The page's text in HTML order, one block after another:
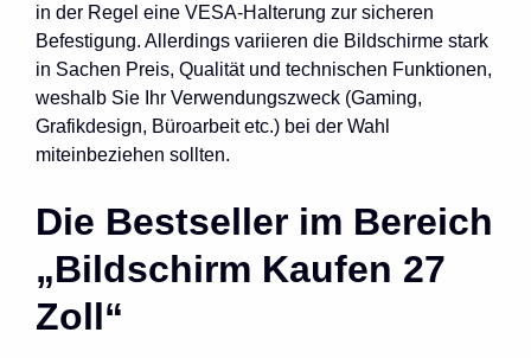
in der Regel eine VESA-Halterung zur sicheren
Befestigung. Allerdings variieren die Bildschirme stark
in Sachen Preis, Qualität und technischen Funktionen,
weshalb Sie Ihr Verwendungszweck (Gaming,
Grafikdesign, Büroarbeit etc.) bei der Wahl
miteinbeziehen sollten.
Die Bestseller im Bereich
„Bildschirm Kaufen 27
Zoll“